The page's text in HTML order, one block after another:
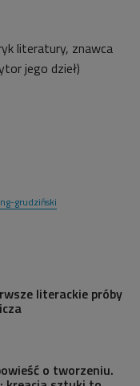
literatury, znawca
jego dzieł)
grudziński
literackie próby
o tworzeniu.